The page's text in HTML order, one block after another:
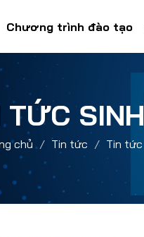
Chương trình đào tạo
TỨC
chủ Tin tức Tin tức